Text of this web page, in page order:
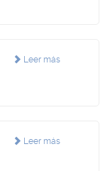
Leer más
Leer más